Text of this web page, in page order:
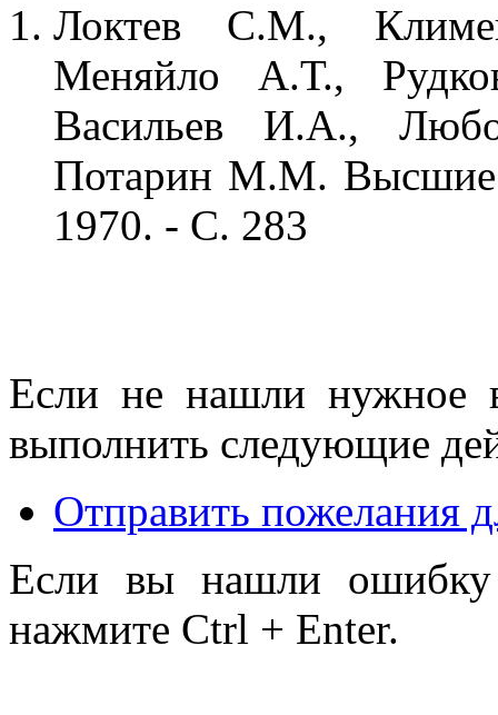
Локтев С.М.,
Меняйло А.Т.,
Васильев И.А.,
Потарин М.М.
1970. - С. 283
Если не нашли нужное
выполнить следующие
Отправить пожелания
Если вы нашли ошибку
нажмите Ctrl + Enter.